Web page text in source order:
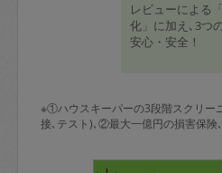
レビューによる
化」に加え､3つ
安心・安全！
※①ハウスキーパーの3段階スクリー
接､テスト)､②最大一億円の損害保